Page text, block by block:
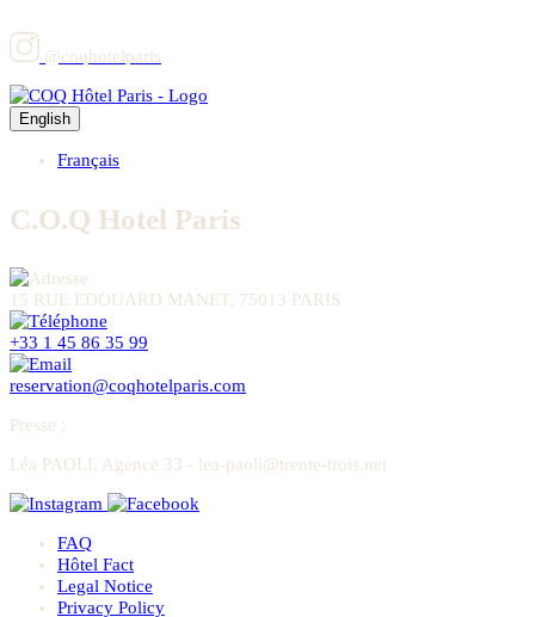
@coqhotelparis
English
Français
C.O.Q Hotel Paris
15 RUE EDOUARD MANET, 75013 PARIS
+33 1 45 86 35 99
reservation@coqhotelparis.com
Presse :
Léa PAOLI, Agence 33 - lea-paoli@trente-trois.net
FAQ
Hôtel Fact
Legal Notice
Privacy Policy